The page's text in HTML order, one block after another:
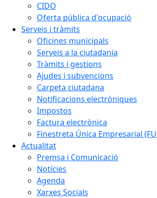
CIDO
Oferta pública d'ocupació
Serveis i tràmits
Oficines municipals
Serveis a la ciutadania
Tràmits i gestions
Ajudes i subvencions
Carpeta ciutadana
Notificacions electròniques
Impostos
Factura electrònica
Finestreta Única Empresarial
Actualitat
Premsa i Comunicació
Notícies
Agenda
Xarxes Socials